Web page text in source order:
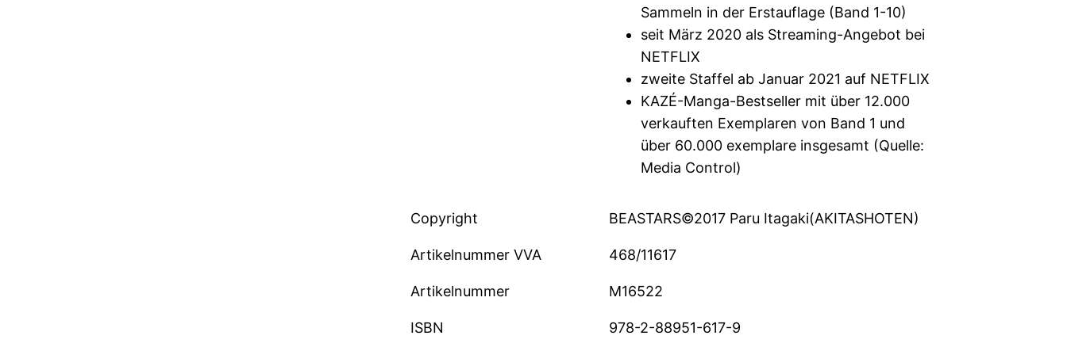
Sammeln in der Erstauflage (Band 1-10)
seit März 2020 als Streaming-Angebot bei
NETFLIX
zweite Staffel ab Januar 2021 auf NETFLIX
KAZÉ-Manga-Bestseller mit über 12.000
verkauften Exemplaren von Band 1 und
über 60.000 exemplare insgesamt (Quelle:
Media Control)
Copyright BEASTARS©2017 Paru Itagaki(AKITASHOTEN)
Artikelnummer VVA 468/11617
Artikelnummer M16522
ISBN 978-2-88951-617-9